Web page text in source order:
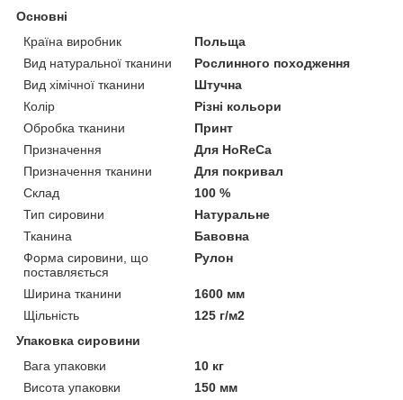
Основні
Країна виробник
Польща
Вид натуральної тканини
Рослинного походження
Вид хімічної тканини
Штучна
Колір
Різні кольори
Обробка тканини
Принт
Призначення
Для HoReCa
Призначення тканини
Для покривал
Склад
100 %
Тип сировини
Натуральне
Тканина
Бавовна
Форма сировини, що
поставляється
Рулон
Ширина тканини
1600 мм
Щільність
125 г/м2
Упаковка сировини
Вага упаковки
10 кг
Висота упаковки
150 мм